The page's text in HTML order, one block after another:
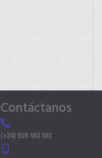
Contáctanos
(+34) 918 493 591